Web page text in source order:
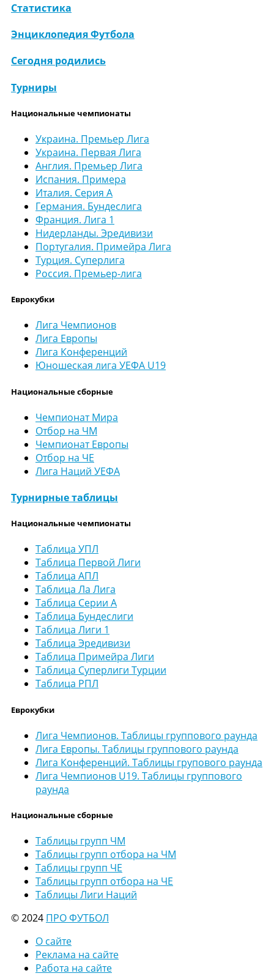
Статистика
Энциклопедия Футбола
Сегодня родились
Турниры
Национальные чемпионаты
Украина. Премьер Лига
Украина. Первая Лига
Англия. Премьер Лига
Испания. Примера
Италия. Серия А
Германия. Бундеслига
Франция. Лига 1
Нидерланды. Эредивизи
Португалия. Примейра Лига
Турция. Суперлига
Россия. Премьер-лига
Еврокубки
Лига Чемпионов
Лига Европы
Лига Конференций
Юношеская лига УЕФА U19
Национальные сборные
Чемпионат Мира
Отбор на ЧМ
Чемпионат Европы
Отбор на ЧЕ
Лига Наций УЕФА
Турнирные таблицы
Национальные чемпионаты
Таблица УПЛ
Таблица Первой Лиги
Таблица АПЛ
Таблица Ла Лига
Таблица Серии А
Таблица Бундеслиги
Таблица Лиги 1
Таблица Эредивизи
Таблица Примейра Лиги
Таблица Суперлиги Турции
Таблица РПЛ
Еврокубки
Лига Чемпионов. Таблицы группового раунда
Лига Европы. Таблицы группового раунда
Лига Конференций. Таблицы групового раунда
Лига Чемпионов U19. Таблицы группового
раунда
Национальные сборные
Таблицы групп ЧМ
Таблицы групп отбора на ЧМ
Таблицы групп ЧЕ
Таблицы групп отбора на ЧЕ
Таблицы Лиги Наций
© 2024 ПРО ФУТБОЛ
О сайте
Реклама на сайте
Работа на сайте